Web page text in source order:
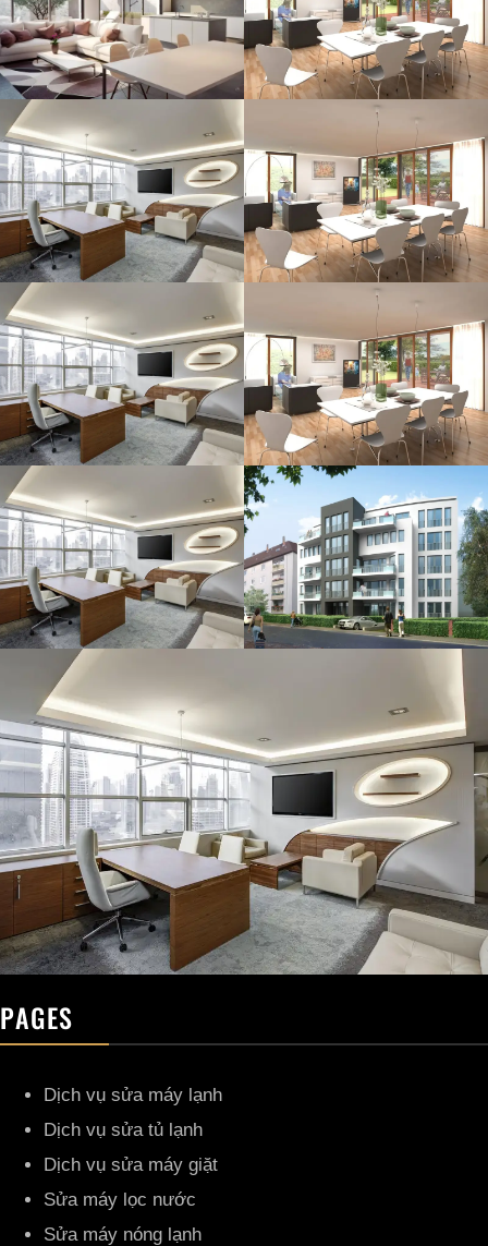
PAGES
Dịch vụ sửa máy lạnh
Dịch vụ sửa tủ lạnh
Dịch vụ sửa máy giặt
Sửa máy lọc nước
Sửa máy nóng lạnh